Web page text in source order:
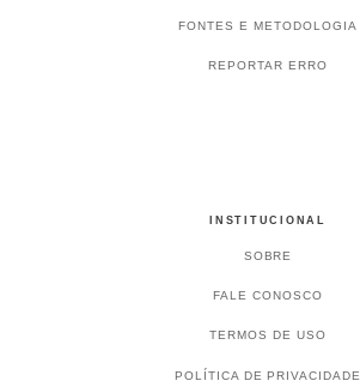
FONTES E METODOLOGIA
REPORTAR ERRO
INSTITUCIONAL
SOBRE
FALE CONOSCO
TERMOS DE USO
POLÍTICA DE PRIVACIDADE